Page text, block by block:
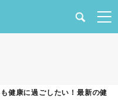
も健康に過ごしたい！最新の健